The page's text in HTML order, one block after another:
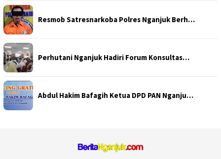
Resmob Satresnarkoba Polres Nganjuk Berh…
Perhutani Nganjuk Hadiri Forum Konsultas…
Abdul Hakim Bafagih Ketua DPD PAN Nganju…